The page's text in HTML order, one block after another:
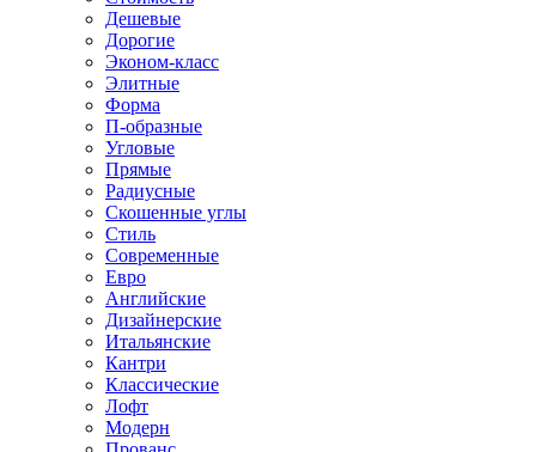
Дешевые
Дорогие
Эконом-класс
Элитные
Форма
П-образные
Угловые
Прямые
Радиусные
Скошенные углы
Стиль
Современные
Евро
Английские
Дизайнерские
Итальянские
Кантри
Классические
Лофт
Модерн